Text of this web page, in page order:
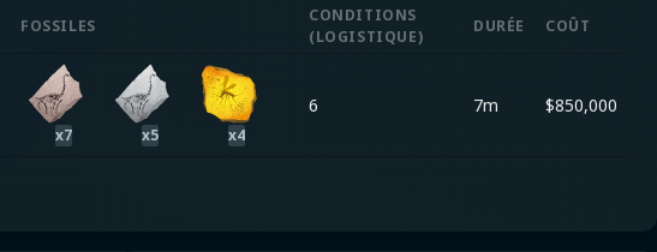
FOSSILES
CONDITIONS
(LOGISTIQUE)
DURÉE COÛT
x7 x5 x4
6 7m $850,000